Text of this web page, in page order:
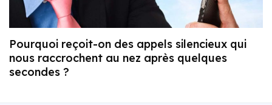
Pourquoi reçoit-on des appels silencieux qui
nous raccrochent au nez après quelques
secondes ?